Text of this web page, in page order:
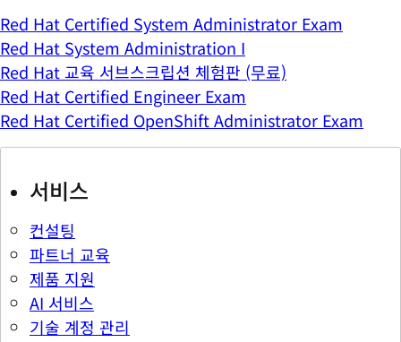
Red Hat Certified System Administrator Exam
Red Hat System Administration I
Red Hat 교육 서브스크립션 체험판 (무료)
Red Hat Certified Engineer Exam
Red Hat Certified OpenShift Administrator Exam
서비스
컨설팅
파트너 교육
제품 지원
AI 서비스
기술 계정 관리